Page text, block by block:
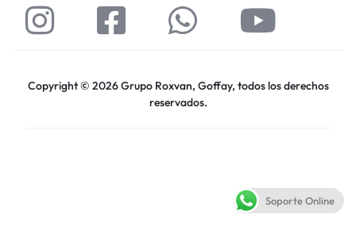
Copyright © 2026 Grupo Roxvan, Goffay, todos los derechos
reservados.
Soporte Online